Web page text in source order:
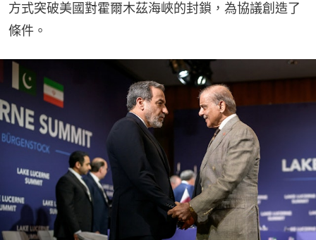
方式突破美國對霍爾木茲海峽的封鎖，為協議創造了
條件。